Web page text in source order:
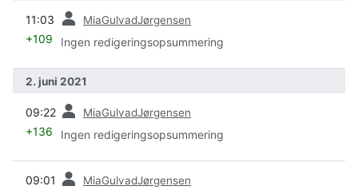
11:03 MiaGulvadJørgensen
+109 Ingen redigeringsopsummering
2. juni 2021
09:22 MiaGulvadJørgensen
+136 Ingen redigeringsopsummering
09:01 MiaGulvadJørgensen